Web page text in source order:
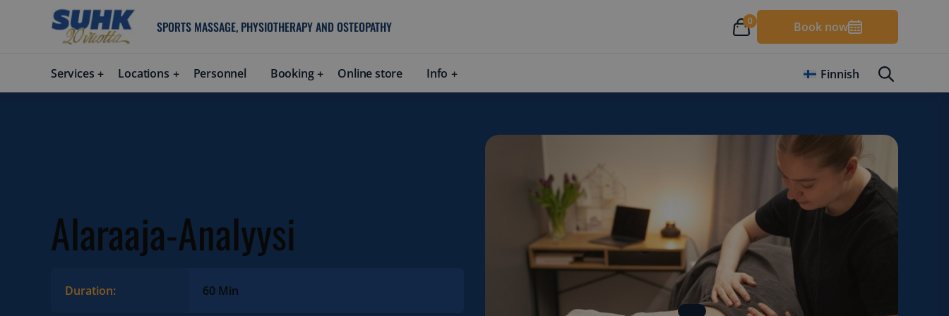
SPORTS MASSAGE, PHYSIOTHERAPY AND OSTEOPATHY 0 Book now
Services Locations Personnel Booking Online store Info Finnish
Alaraaja-Analyysi
Duration: 60 Min